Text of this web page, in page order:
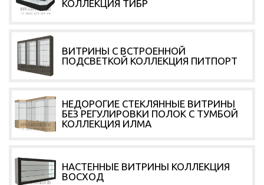
КОЛЛЕКЦИЯ ТИБР
ВИТРИНЫ С ВСТРОЕННОЙ
ПОДСВЕТКОЙ КОЛЛЕКЦИЯ ПИТПОРТ
НЕДОРОГИЕ СТЕКЛЯННЫЕ ВИТРИНЫ
БЕЗ РЕГУЛИРОВКИ ПОЛОК С ТУМБОЙ
КОЛЛЕКЦИЯ ИЛМА
НАСТЕННЫЕ ВИТРИНЫ КОЛЛЕКЦИЯ
ВОСХОД